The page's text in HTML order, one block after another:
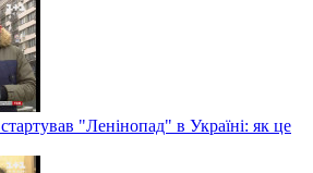
"Ленінопад" в Україні: як це